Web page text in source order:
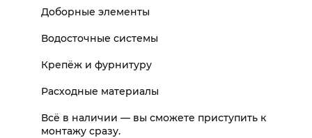
Доборные элементы
Водосточные системы
Крепёж и фурнитуру
Расходные материалы
Всё в наличии — вы сможете приступить к
монтажу сразу.